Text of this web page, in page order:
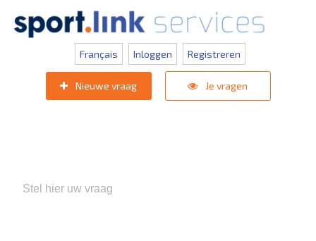
Français Inloggen Registreren
Nieuwe vraag Je vragen